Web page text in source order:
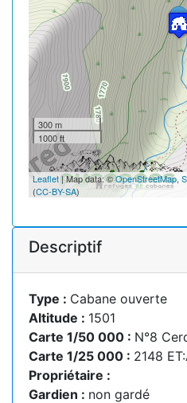
300 m
1000 ft
Leaflet| Map data: ©OpenStreetMap,
(CC-BY-SA)
Descriptif
Type : Cabane ouverte
Altitude : 1501
Carte 1/50 000 : N°8
Carte 1/25 000 : 2148
Propriétaire :
Gardien : non gardé